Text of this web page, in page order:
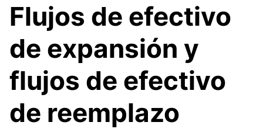
Flujos de efectivo
de expansión y
flujos de efectivo
de reemplazo